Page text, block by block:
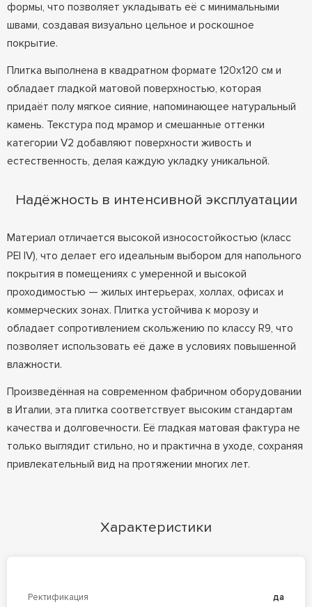
формы, что позволяет укладывать её с минимальными
швами, создавая визуально цельное и роскошное
покрытие.
Плитка выполнена в квадратном формате 120x120 см и
обладает гладкой матовой поверхностью, которая
придаёт полу мягкое сияние, напоминающее натуральный
камень. Текстура под мрамор и смешанные оттенки
категории V2 добавляют поверхности живость и
естественность, делая каждую укладку уникальной.
Надёжность в интенсивной эксплуатации
Материал отличается высокой износостойкостью (класс
PEI IV), что делает его идеальным выбором для напольного
покрытия в помещениях с умеренной и высокой
проходимостью — жилых интерьерах, холлах, офисах и
коммерческих зонах. Плитка устойчива к морозу и
обладает сопротивлением скольжению по классу R9, что
позволяет использовать её даже в условиях повышенной
влажности.
Произведённая на современном фабричном оборудовании
в Италии, эта плитка соответствует высоким стандартам
качества и долговечности. Её гладкая матовая фактура не
только выглядит стильно, но и практична в уходе, сохраняя
привлекательный вид на протяжении многих лет.
Характеристики
Ректификация да